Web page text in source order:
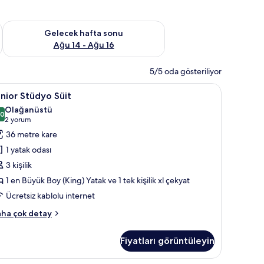
7 - Ağu 9
Gelecek hafta sonu
Ağu 14 - Ağu 16
Önümüzdeki hafta sonu için müsaitliği kontrol et Ağu 14 -
5/5 oda gösteriliyor
13 Stüdyo Süit
/ 10
Olağanüstü
2 yorum
(2
yorum)
36 metre kare
1 yatak odası
3 kişilik
1 en Büyük Boy (King) Yatak ve 1 tek kişilik xl çekyat
Ücretsiz kablolu internet
çok detay
Fiyatları görüntüleyin